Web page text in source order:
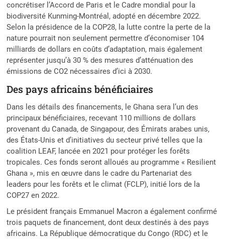
concrétiser l’Accord de Paris et le Cadre mondial pour la
biodiversité Kunming-Montréal, adopté en décembre 2022.
Selon la présidence de la COP28, la lutte contre la perte de la
nature pourrait non seulement permettre d’économiser 104
milliards de dollars en coûts d’adaptation, mais également
représenter jusqu’à 30 % des mesures d’atténuation des
émissions de CO2 nécessaires d’ici à 2030.
Des pays africains bénéficiaires
Dans les détails des financements, le Ghana sera l’un des
principaux bénéficiaires, recevant 110 millions de dollars
provenant du Canada, de Singapour, des Émirats arabes unis,
des États-Unis et d’initiatives du secteur privé telles que la
coalition LEAF, lancée en 2021 pour protéger les forêts
tropicales. Ces fonds seront alloués au programme « Resilient
Ghana », mis en œuvre dans le cadre du Partenariat des
leaders pour les forêts et le climat (FCLP), initié lors de la
COP27 en 2022.
Le président français Emmanuel Macron a également confirmé
trois paquets de financement, dont deux destinés à des pays
africains. La République démocratique du Congo (RDC) et le